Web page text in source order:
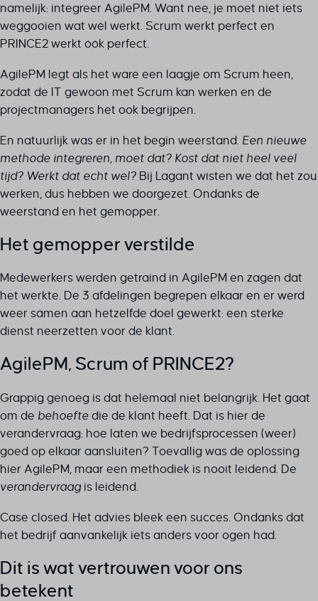
namelijk: integreer AgilePM. Want nee, je moet niet iets
weggooien wat wél werkt. Scrum werkt perfect en
PRINCE2 werkt óók perfect.
AgilePM legt als het ware een laagje om Scrum heen,
zodat de IT gewoon met Scrum kan werken en de
projectmanagers het ook begrijpen.
En natuurlijk was er in het begin weerstand. Een nieuwe
methode integreren, moet dat? Kost dat niet heel veel
tijd? Werkt dat echt wel? Bij Lagant wísten we dat het zou
werken, dus hebben we doorgezet. Ondanks de
weerstand en het gemopper.
Het gemopper verstilde
Medewerkers werden getraind in AgilePM en zagen dat
het werkte. De 3 afdelingen begrepen elkaar en er werd
weer sámen aan hetzelfde doel gewerkt: een sterke
dienst neerzetten voor de klant.
AgilePM, Scrum of PRINCE2?
Grappig genoeg is dat helemaal niet belangrijk. Het gaat
om de behoefte die de klant heeft. Dat is hier de
verandervraag: hoe laten we bedrijfsprocessen (weer)
goed op elkaar aansluiten? Toevallig was de oplossing
hier AgilePM, maar een methodiek is nooit leidend. De
verandervraag is leidend.
Case closed. Het advies bleek een succes. Ondanks dat
het bedrijf aanvankelijk iets anders voor ogen had.
Dit is wat vertrouwen voor ons
betekent